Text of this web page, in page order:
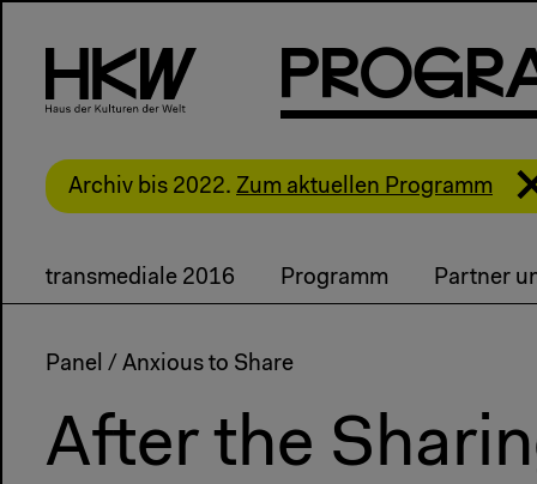
PRog R
Archiv bis 2022. Zum aktuellen Programm
transmediale 2016 Programm Partner
Panel / Anxious to Share
After the